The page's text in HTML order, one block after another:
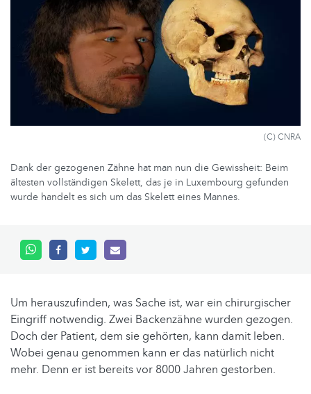
(C) CNRA
Dank der gezogenen Zähne hat man nun die Gewissheit: Beim
ältesten vollständigen Skelett, das je in Luxembourg gefunden
wurde handelt es sich um das Skelett eines Mannes.
Um herauszufinden, was Sache ist, war ein chirurgischer
Eingriff notwendig. Zwei Backenzähne wurden gezogen.
Doch der Patient, dem sie gehörten, kann damit leben.
Wobei genau genommen kann er das natürlich nicht
mehr. Denn er ist bereits vor 8000 Jahren gestorben.